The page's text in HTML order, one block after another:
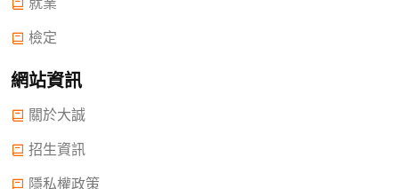
檢定
網站資訊
關於大誠
招生資訊
隱私權政策